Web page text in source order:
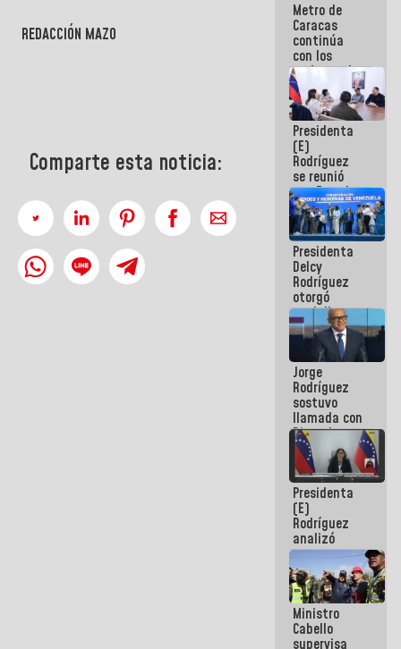
REDACCIÓN MAZO
Comparte esta noticia:
Metro de
Caracas
continúa
con los
trabajos de
mantenimiento
e inspección
en la Línea 2
Presidenta
(E)
Rodríguez
se reunió
con Estado
Mayor
Eléctrico
para
abordar
planes de
acción
Presidenta
Delcy
Rodríguez
otorgó
medalla
"Héroe de
Venezuela"
a servidores
públicos
Jorge
Rodríguez
sostuvo
llamada con
Dinorah
Figuera y
acuerdan
primer
encuentro
presencial
para el
diálogo
Presidenta
(E)
Rodríguez
analizó
junto a
gobernadores
planes de
recuperación
del Sistema
Eléctrico
Ministro
Cabello
supervisa